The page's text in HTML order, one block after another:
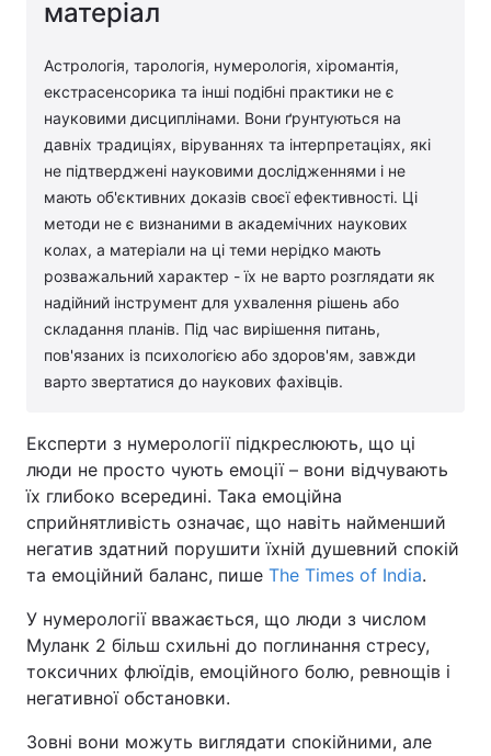
матеріал
Астрологія, тарологія, нумерологія, хіромантія,
екстрасенсорика та інші подібні практики не є
науковими дисциплінами. Вони ґрунтуються на
давніх традиціях, віруваннях та інтерпретаціях, які
не підтверджені науковими дослідженнями і не
мають об'єктивних доказів своєї ефективності. Ці
методи не є визнаними в академічних наукових
колах, а матеріали на ці теми нерідко мають
розважальний характер - їх не варто розглядати як
надійний інструмент для ухвалення рішень або
складання планів. Під час вирішення питань,
пов'язаних із психологією або здоров'ям, завжди
варто звертатися до наукових фахівців.
Експерти з нумерології підкреслюють, що ці
люди не просто чують емоції – вони відчувають
їх глибоко всередині. Така емоційна
сприйнятливість означає, що навіть найменший
негатив здатний порушити їхній душевний спокій
та емоційний баланс, пише The Times of India.
У нумерології вважається, що люди з числом
Муланк 2 більш схильні до поглинання стресу,
токсичних флюїдів, емоційного болю, ревнощів і
негативної обстановки.
Зовні вони можуть виглядати спокійними, але